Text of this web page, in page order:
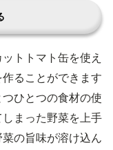
トトマト缶を使え
ることができます
ひとつの食材の使
まった野菜を上手
の旨味が溶け込ん